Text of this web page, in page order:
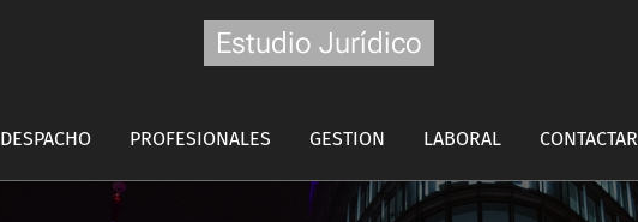
Estudio Jurídico
DESPACHO PROFESIONALES GESTION LABORAL CONTACTAR